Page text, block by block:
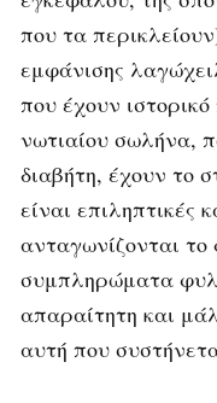
που τα
εμφάνισης
που έχουν
νωτιαίου σωλήνα,
διαβήτη, έχουν το
είναι
ανταγωνίζονται
συμπληρώματα
απαραίτητη και
αυτή που